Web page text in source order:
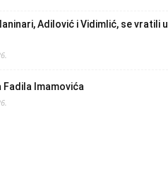
Adilović i Vidimlić, se vratili u
Fadila Imamovića